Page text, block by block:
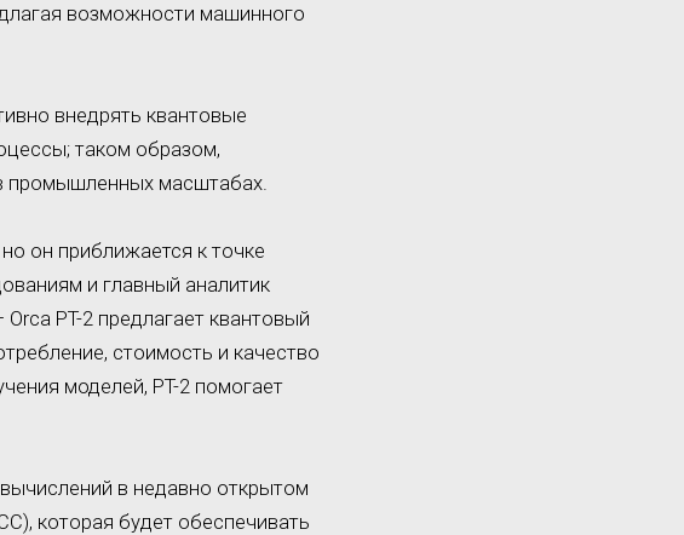
возможности машинного
внедрять квантовые
таком образом,
промышленных масштабах.
он приближается к точке
и главный аналитик
PT-2 предлагает квантовый
стоимость и качество
моделей, PT-2 помогает
в недавно открытом
которая будет обеспечивать